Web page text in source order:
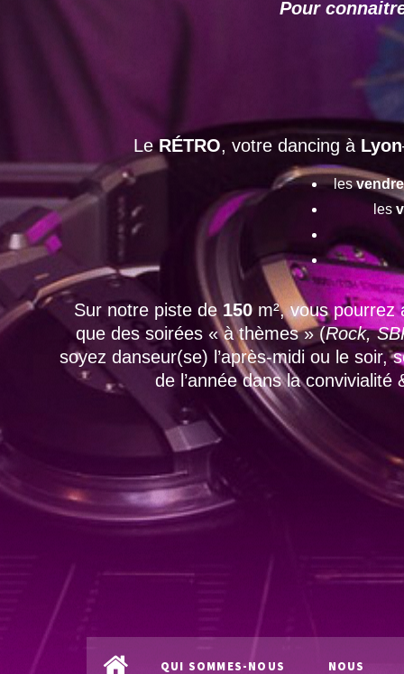
Pour
LeRÉTRO, votre dancing à Lyon
les
les
Sur notre piste de 150 m², vous
que des soirées « à thèmes » (Rock,
soyez danseur(se) l’après-midi ou le
de l’année dans la
QUI SOMMES-NOUS NOUS